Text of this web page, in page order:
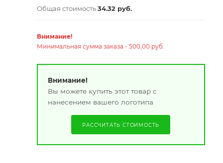
Общая стоимость34.32 руб.
Внимание!
Минимальная сумма заказа - 500,00 руб.
Внимание!
Вы можете купить этот товар с
нанесением вашего логотипа
РАССЧИТАТЬ СТОИМОСТЬ